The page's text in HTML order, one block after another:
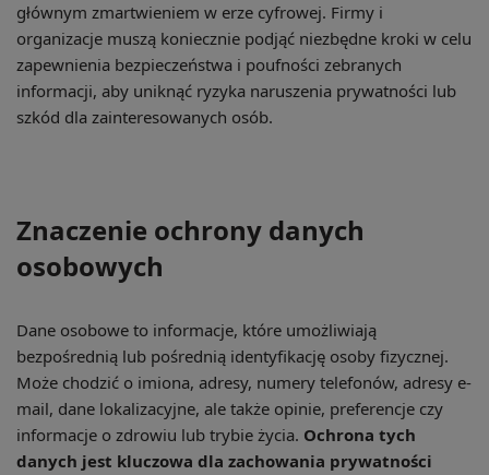
głównym zmartwieniem w erze cyfrowej. Firmy i
organizacje muszą koniecznie podjąć niezbędne kroki w celu
zapewnienia bezpieczeństwa i poufności zebranych
informacji, aby uniknąć ryzyka naruszenia prywatności lub
szkód dla zainteresowanych osób.
Znaczenie ochrony danych
osobowych
Dane osobowe to informacje, które umożliwiają
bezpośrednią lub pośrednią identyfikację osoby fizycznej.
Może chodzić o imiona, adresy, numery telefonów, adresy e-
mail, dane lokalizacyjne, ale także opinie, preferencje czy
informacje o zdrowiu lub trybie życia. Ochrona tych
danych jest kluczowa dla zachowania prywatności